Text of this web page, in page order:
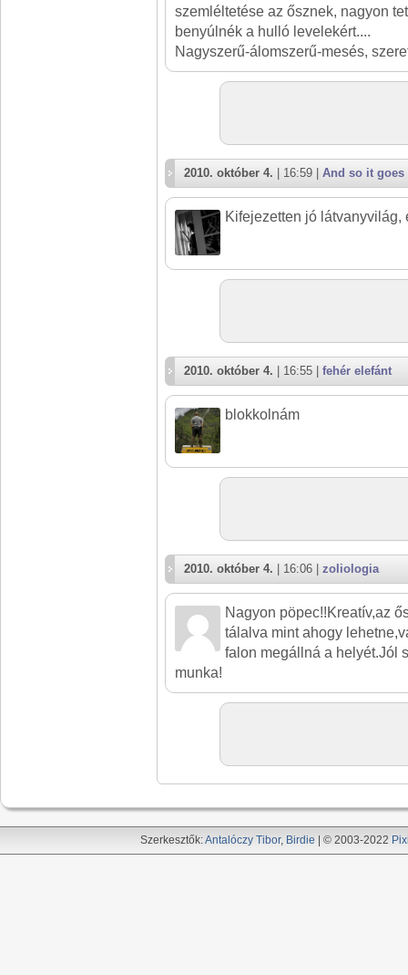
szemléltetése az ősznek, nagyon
benyúlnék a hulló levelekért....
Nagyszerű-álomszerű-mesés,
2010. október 4. | 16:59 | And so it goes
Kifejezetten jó látvanyvilág,
2010. október 4. | 16:55 | fehér elefánt
blokkolnám
2010. október 4. | 16:06 | zoliologia
Nagyon pöpec!!Kreatív,az
tálalva mint ahogy
falon megállná a helyét.Jól
munka!
Szerkesztők:Antalóczy Tibor, Birdie | © 2003-2022